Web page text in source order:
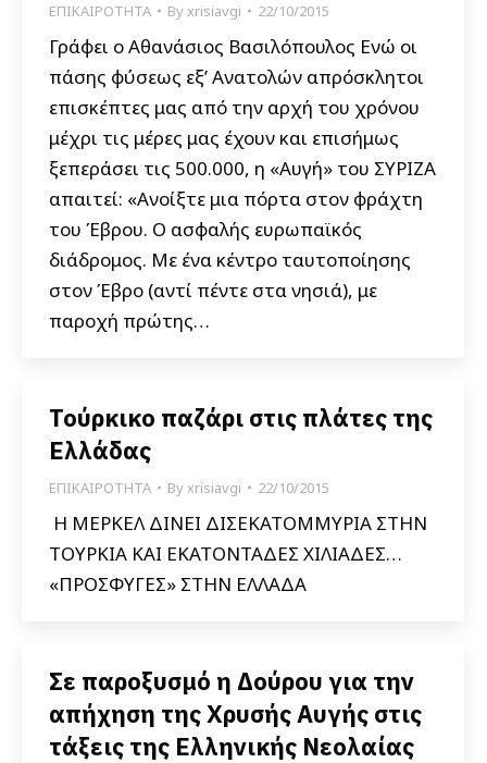
ΕΠΙΚΑΙΡΟΤΗΤΑ Byxrisiavgi 22/10/2015
Γράφει ο Αθανάσιος Βασιλόπουλος Ενώ οι
πάσης φύσεως εξ’ Ανατολών απρόσκλητοι
επισκέπτες μας από την αρχή του χρόνου
μέχρι τις μέρες μας έχουν και επισήμως
ξεπεράσει τις 500.000, η «Αυγή» του ΣΥΡΙΖΑ
απαιτεί: «Ανοίξτε μια πόρτα στον φράχτη
του Έβρου. O ασφαλής ευρωπαϊκός
διάδρομος. Με ένα κέντρο ταυτοποίησης
στον Έβρο (αντί πέντε στα νησιά), με
παροχή πρώτης…
Τούρκικο παζάρι στις πλάτες της
Ελλάδας
ΕΠΙΚΑΙΡΟΤΗΤΑ Byxrisiavgi 22/10/2015
Η ΜΕΡΚΕΛ ΔΙΝΕΙ ΔΙΣΕΚΑΤΟΜΜΥΡΙΑ ΣΤΗΝ
ΤΟΥΡΚΙΑ ΚΑΙ ΕΚΑΤΟΝΤΑΔΕΣ ΧΙΛΙΑΔΕΣ…
«ΠΡΟΣΦΥΓΕΣ» ΣΤΗΝ ΕΛΛΑΔΑ
Σε παροξυσμό η Δούρου για την
απήχηση της Χρυσής Αυγής στις
τάξεις της Ελληνικής Νεολαίας